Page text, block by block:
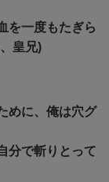
を一度もたぎら
皇兄)
めに、俺は穴グ
分で斬りとって